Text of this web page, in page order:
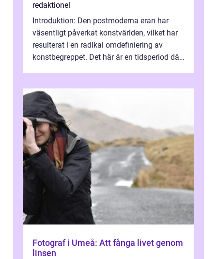
redaktionel
Introduktion: Den postmoderna eran har
väsentligt påverkat konstvärlden, vilket har
resulterat i en radikal omdefiniering av
konstbegreppet. Det här är en tidsperiod där
Fotograf i Umeå: Att fånga livet genom
linsen